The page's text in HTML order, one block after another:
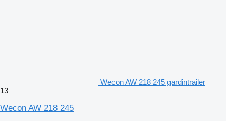
Wecon AW 218 245 gardintrailer
13
Wecon AW 218 245